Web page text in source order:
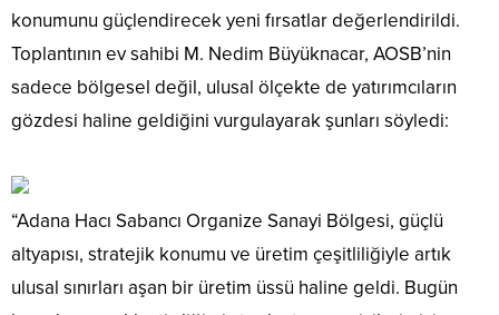
konumunu güçlendirecek yeni fırsatlar değerlendirildi.
Toplantının ev sahibi M. Nedim Büyüknacar, AOSB’nin
sadece bölgesel değil, ulusal ölçekte de yatırımcıların
gözdesi haline geldiğini vurgulayarak şunları söyledi:
“Adana Hacı Sabancı Organize Sanayi Bölgesi, güçlü
altyapısı, stratejik konumu ve üretim çeşitliliğiyle artık
ulusal sınırları aşan bir üretim üssü haline geldi. Bugün